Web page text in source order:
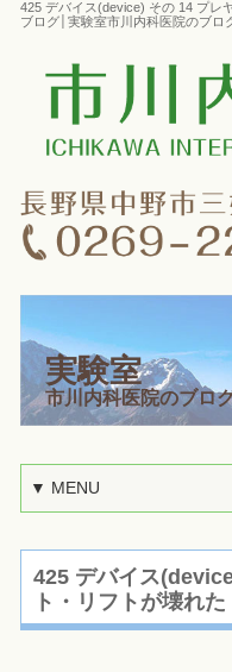
425 デバイス(device) その 14 プレ
ブログ│実験室市川内科医院のブロ
実験室
市川内科医院のブロ
▼ MENU
425 デバイス
ト・リフトが壊れた